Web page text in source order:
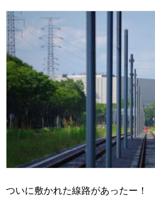
ついに敷かれた線路があったー！